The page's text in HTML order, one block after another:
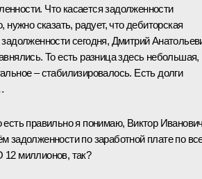
Что касается задолженности
нужно сказать, радует, что дебиторская
задолженности сегодня, Дмитрий
То есть разница здесь небольшая,
– стабилизировалось. Есть долги
правильно я понимаю, Виктор
задолженности по заработной плате по
12 миллионов, так?